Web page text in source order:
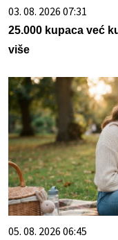
03. 08. 2026 07:31
25.000 kupaca već
više
05. 08. 2026 06:45